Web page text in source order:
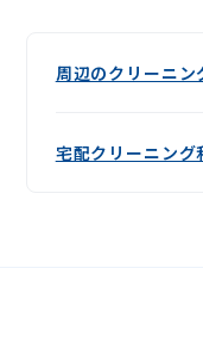
周辺のクリーニン
宅配クリーニング